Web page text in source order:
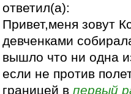
ответил(а):
Привет,меня зовут
девченками
вышло что ни одна
если не против
границей впервый